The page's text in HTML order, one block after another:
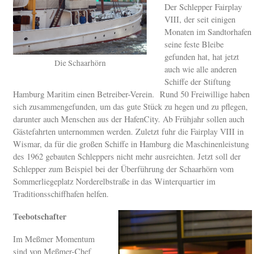
Die Schaarhörn
Der Schlepper Fairplay
VIII, der seit einigen
Monaten im Sandtorhafen
seine feste Bleibe
gefunden hat, hat jetzt
auch wie alle anderen
Schiffe der Stiftung
Hamburg Maritim einen Betreiber-Verein. Rund 50 Freiwillige haben
sich zusammengefunden, um das gute Stück zu hegen und zu pflegen,
darunter auch Menschen aus der HafenCity. Ab Frühjahr sollen auch
Gästefahrten unternommen werden. Zuletzt fuhr die Fairplay VIII in
Wismar, da für die großen Schiffe in Hamburg die Maschinenleistung
des 1962 gebauten Schleppers nicht mehr ausreichten. Jetzt soll der
Schlepper zum Beispiel bei der Überführung der Schaarhörn vom
Sommerliegeplatz Norderelbstraße in das Winterquartier im
Traditionsschiffhafen helfen.
Teebotschafter
Im Meßmer Momentum
sind von Meßmer-Chef